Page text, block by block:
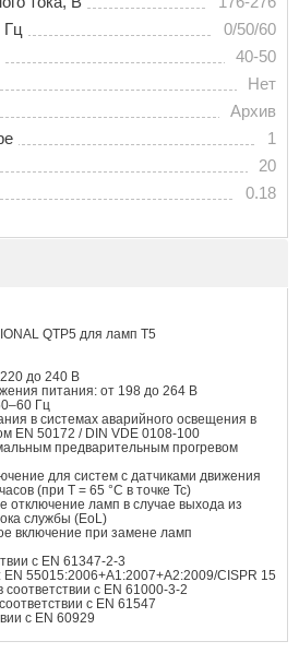
Гц
0/50/60
40-50
Нет
Архив
1
20
0.18
QTP5 для ламп T5
до 240 В
питания: от 198 до 264 В
Гц
в системах аварийного освещения в
EN 50172 / DIN VDE 0108-100
предварительным прогревом
для систем с датчиками движения
(при T = 65 °C в точке Tc)
отключение ламп в случае выхода из
службы (EoL)
включение при замене ламп
с EN 61347-2-3
55015:2006+A1:2007+A2:2009/CISPR 15
с EN 61000-3-2
с EN 61547
с EN 60929